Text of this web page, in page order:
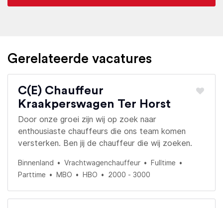
Gerelateerde vacatures
C(E) Chauffeur
Kraakperswagen Ter Horst
Door onze groei zijn wij op zoek naar
enthousiaste chauffeurs die ons team komen
versterken. Ben jij de chauffeur die wij zoeken.
Binnenland Vrachtwagenchauffeur
Fulltime
Parttime
MBO HBO 2000 - 3000